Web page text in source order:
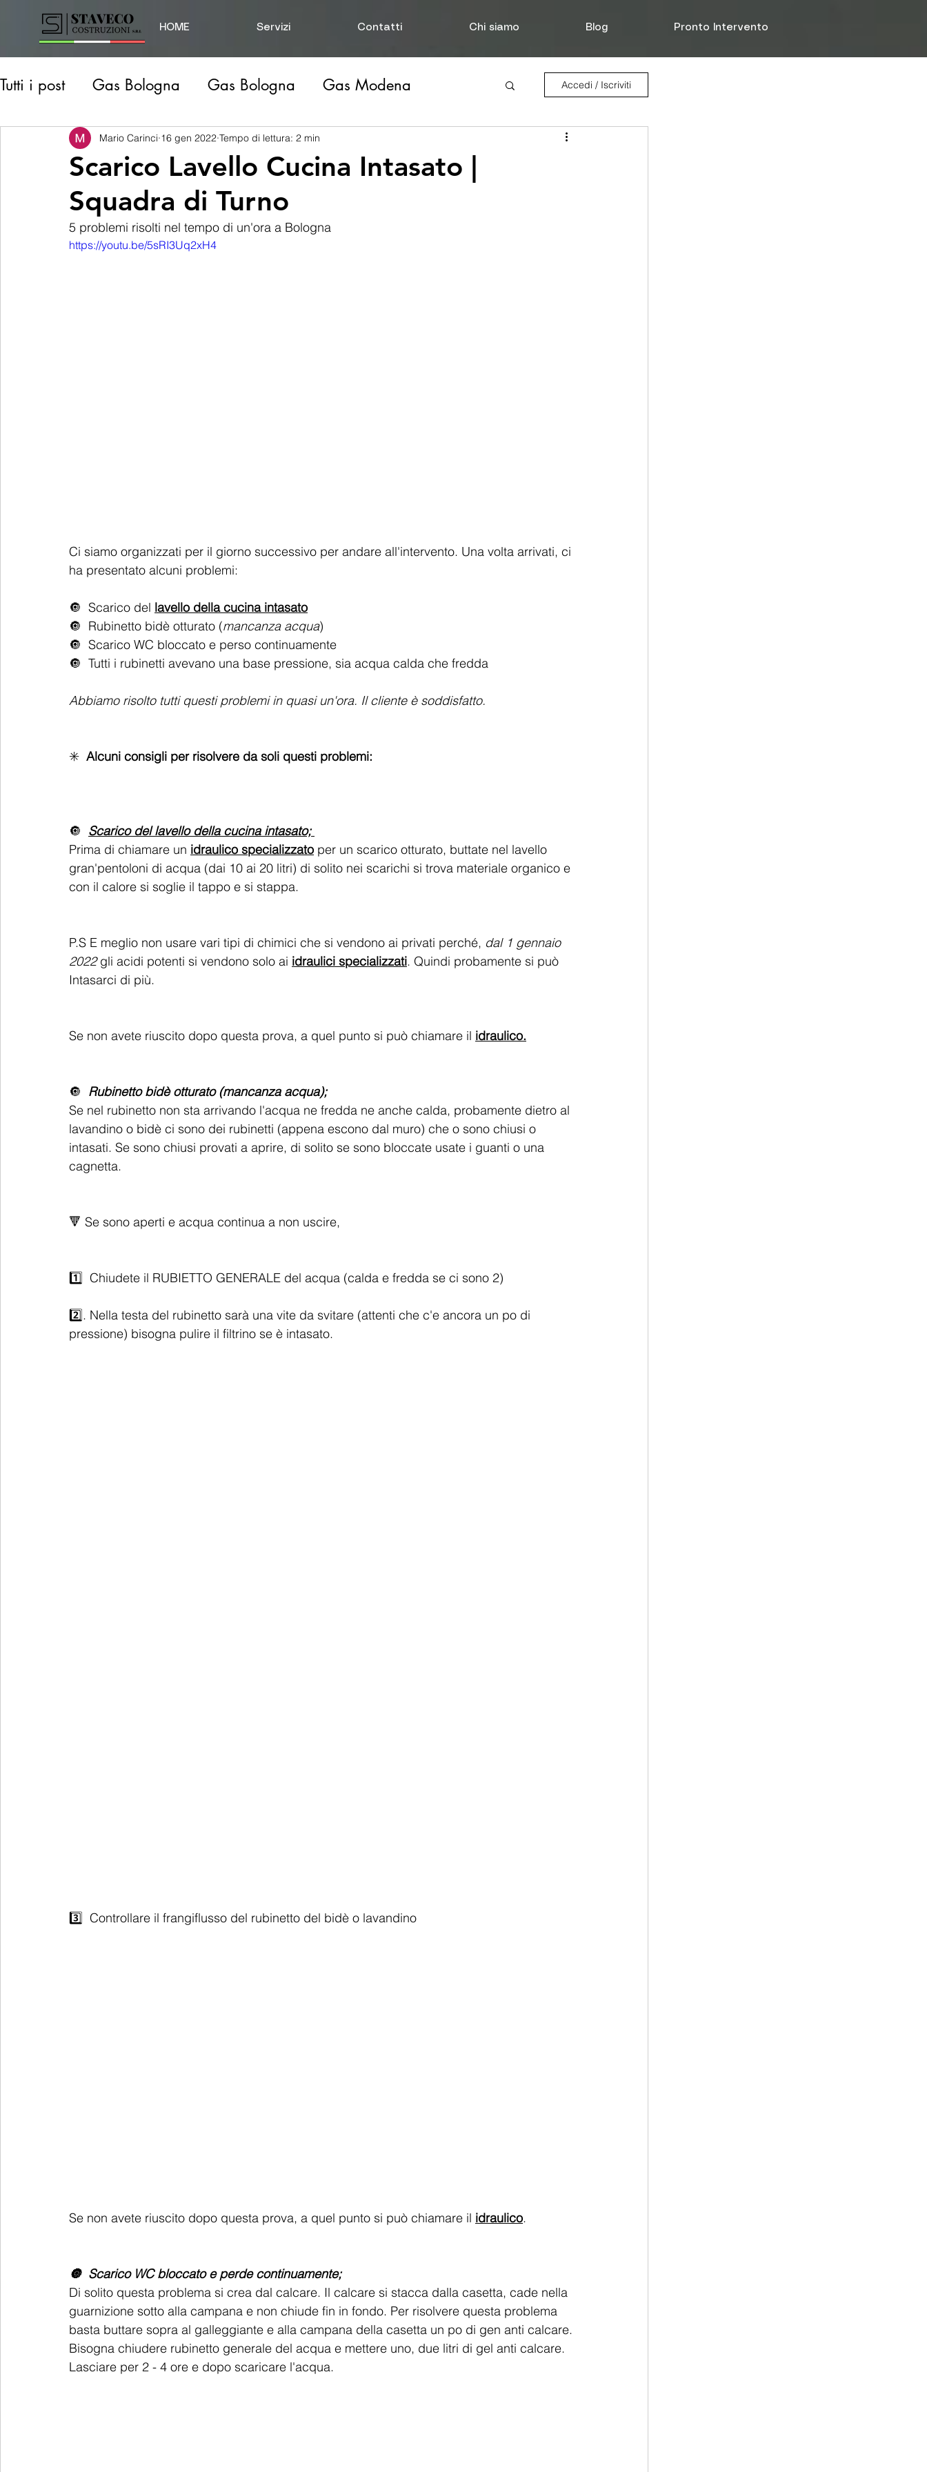
HOME Servizi Contatti Chi siamo Blog Pronto Intervento
Tutti i post Gas Bologna Gas Bologna Gas Modena
Gas Modena Idraulico Prov. Modena
Disostruzione Scarichi Perdita d'acqua
Accedi / Iscriviti
Scarico Lavello Cucina Intasato |
Squadra di Turno
Mario Carinci 16 gen 2022 Tempo di lettura: 2 min
5 problemi risolti nel tempo di un'ora a Bologna
https://youtu.be/5sRI3Uq2xH4
Ci siamo organizzati per il giorno successivo per andare all'intervento. Una volta arrivati, ci
ha presentato alcuni problemi:
🔘  Scarico del lavello della cucina intasato
🔘  Rubinetto bidè otturato (mancanza acqua)
🔘  Scarico WC bloccato e perso continuamente
🔘  Tutti i rubinetti avevano una base pressione, sia acqua calda che fredda
Abbiamo risolto tutti questi problemi in quasi un'ora. Il cliente è soddisfatto.
✳️ Alcuni consigli per risolvere da soli questi problemi:
🔘 Scarico del lavello della cucina intasato;
Prima di chiamare un idraulico specializzato per un scarico otturato, buttate nel lavello
gran'pentoloni di acqua (dai 10 ai 20 litri) di solito nei scarichi si trova materiale organico e
con il calore si soglie il tappo e si stappa.
P.S E meglio non usare vari tipi di chimici che si vendono ai privati perché, dal 1 gennaio
2022 gli acidi potenti si vendono solo ai idraulici specializzati. Quindi probamente si può
Intasarci di più.
Se non avete riuscito dopo questa prova, a quel punto si può chiamare il idraulico.
🔘 Rubinetto bidè otturato (mancanza acqua);
Se nel rubinetto non sta arrivando l'acqua ne fredda ne anche calda, probamente dietro al
lavandino o bidè ci sono dei rubinetti (appena escono dal muro) che o sono chiusi o
intasati. Se sono chiusi provati a aprire, di solito se sono bloccate usate i guanti o una
cagnetta.
🔻 Se sono aperti e acqua continua a non uscire,
1️⃣  Chiudete il RUBIETTO GENERALE del acqua (calda e fredda se ci sono 2)
2️⃣. Nella testa del rubinetto sarà una vite da svitare (attenti che c'e ancora un po di
pressione) bisogna pulire il filtrino se è intasato.
3️⃣  Controllare il frangiflusso del rubinetto del bidè o lavandino
Se non avete riuscito dopo questa prova, a quel punto si può chiamare il idraulico.
🔘  Scarico WC bloccato e perde continuamente;
Di solito questa problema si crea dal calcare. Il calcare si stacca dalla casetta, cade nella
guarnizione sotto alla campana e non chiude fin in fondo. Per risolvere questa problema
basta buttare sopra al galleggiante e alla campana della casetta un po di gen anti calcare.
Bisogna chiudere rubinetto generale del acqua e mettere uno, due litri di gel anti calcare.
Lasciare per 2 - 4 ore e dopo scaricare l'acqua.